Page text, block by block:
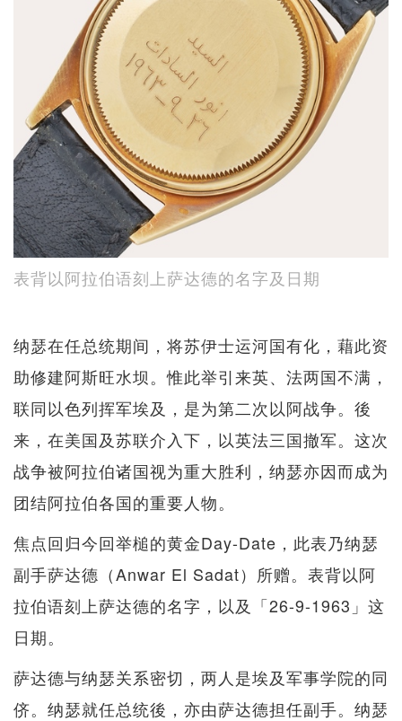
表背以阿拉伯语刻上萨达德的名字及日期
纳瑟在任总统期间，将苏伊士运河国有化，藉此资
助修建阿斯旺水坝。惟此举引来英、法两国不满，
联同以色列挥军埃及，是为第二次以阿战争。後
来，在美国及苏联介入下，以英法三国撤军。这次
战争被阿拉伯诸国视为重大胜利，纳瑟亦因而成为
团结阿拉伯各国的重要人物。
焦点回归今回举槌的黄金Day-Date，此表乃纳瑟
副手萨达德（Anwar El Sadat）所赠。表背以阿
拉伯语刻上萨达德的名字，以及「26-9-1963」这
日期。
萨达德与纳瑟关系密切，两人是埃及军事学院的同
侪。纳瑟就任总统後，亦由萨达德担任副手。纳瑟